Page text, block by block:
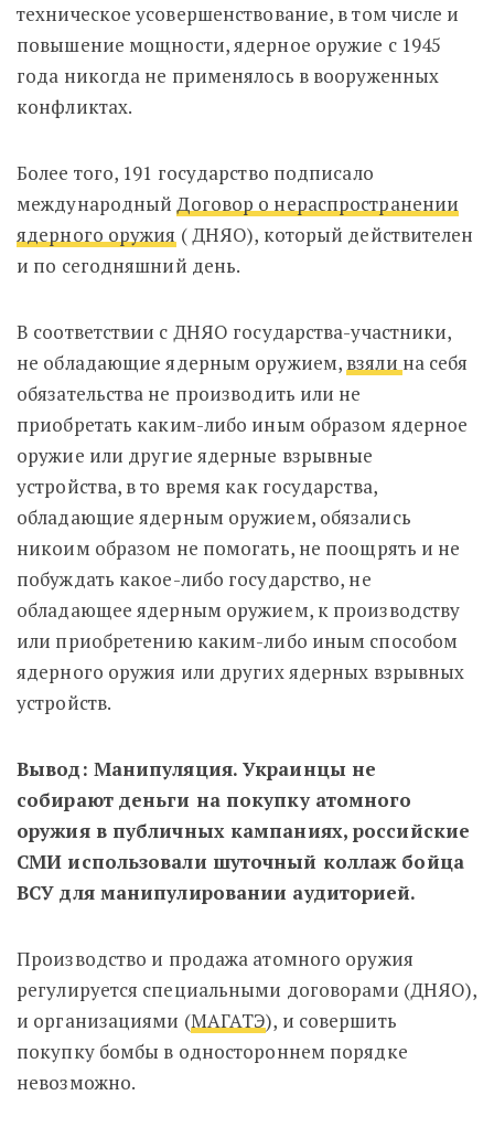
техническое усовершенствование, в том числе и
повышение мощности, ядерное оружие с 1945
года никогда не применялось в вооруженных
конфликтах.
Более того, 191 государство подписало
международныйДоговор о нераспространении
ядерного оружия ( ДНЯО), который действителен
и по сегодняшний день.
В соответствии с ДНЯО государства-участники,
не обладающие ядерным оружием, взяли на себя
обязательства не производить или не
приобретать каким-либо иным образом ядерное
оружие или другие ядерные взрывные
устройства, в то время как государства,
обладающие ядерным оружием, обязались
никоим образом не помогать, не поощрять и не
побуждать какое-либо государство, не
обладающее ядерным оружием, к производству
или приобретению каким-либо иным способом
ядерного оружия или других ядерных взрывных
устройств.
Вывод: Манипуляция. Украинцы не
собирают деньги на покупку атомного
оружия в публичных кампаниях, российские
СМИ использовали шуточный коллаж бойца
ВСУ для манипулировании аудиторией.
Производство и продажа атомного оружия
регулируется специальными договорами (ДНЯО),
и организациями (МАГАТЭ), и совершить
покупку бомбы в одностороннем порядке
невозможно.